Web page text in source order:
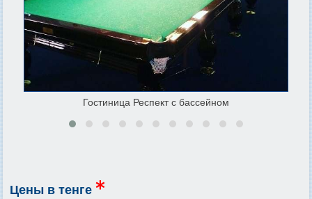
Гостиница Респект с бассейном
Цены в тенге